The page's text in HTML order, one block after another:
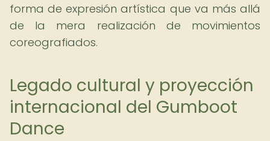
forma de expresión artística que va más allá
de la mera realización de movimientos
coreografiados.
Legado cultural y proyección
internacional del Gumboot
Dance